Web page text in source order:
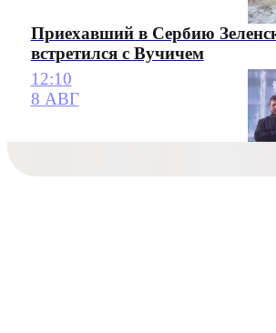
Приехавший в Сербию
встретился с Вучичем
12:10
8 АВГ